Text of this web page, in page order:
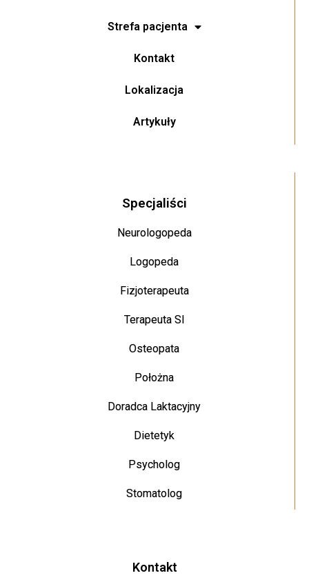
Strefa pacjenta
Kontakt
Lokalizacja
Artykuły
Specjaliści
Neurologopeda
Logopeda
Fizjoterapeuta
Terapeuta SI
Osteopata
Położna
Doradca Laktacyjny
Dietetyk
Psycholog
Stomatolog
Kontakt